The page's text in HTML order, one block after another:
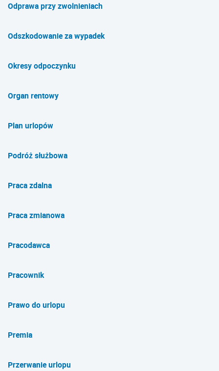
Odprawa przy zwolnieniach
Odszkodowanie za wypadek
Okresy odpoczynku
Organ rentowy
Plan urlopów
Podróż służbowa
Praca zdalna
Praca zmianowa
Pracodawca
Pracownik
Prawo do urlopu
Premia
Przerwanie urlopu